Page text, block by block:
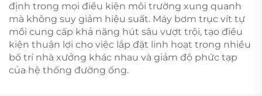
định trong mọi điều kiện môi trường xung quanh
mà không suy giảm hiệu suất. Máy bơm trục vít tự
mồi cung cấp khả năng hút sâu vượt trội, tạo điều
kiện thuận lợi cho việc lắp đặt linh hoạt trong nhiều
bố trí nhà xưởng khác nhau và giảm độ phức tạp
của hệ thống đường ống.